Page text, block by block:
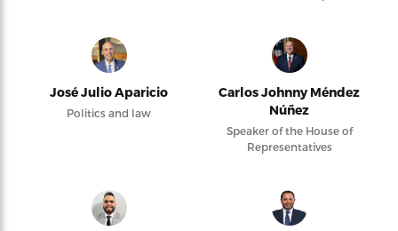
José Julio Aparicio
Politics and law
Carlos Johnny Méndez
Núñez
Speaker of the House of
Representatives